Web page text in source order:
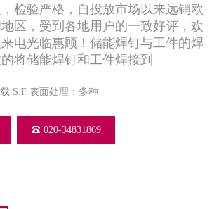
，检验严格，自投放市场以来远销欧
，受到各地用户的一致好评，欢
电光临惠顾！储能焊钉与工件的焊
将储能焊钉和工件焊接到
S.F 表面处理：多种
020-34831869